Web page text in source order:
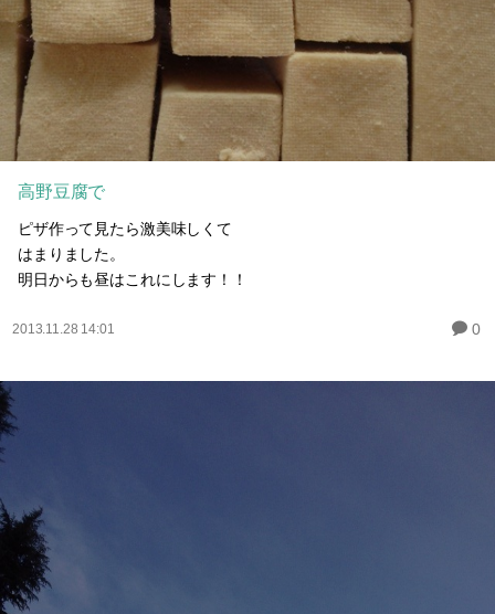
高野豆腐で
ピザ作って見たら激美味しくて
はまりました。
明日からも昼はこれにします！！
2013.11.28 14:01 0